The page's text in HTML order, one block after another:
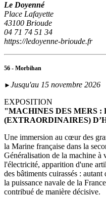
Le Doyenné
Place Lafayette
43100 Brioude
04 71 74 51 34
https://ledoyenne-brioude.fr
56 - Morbihan
► Jusqu'au 15 novembre 2026
EXPOSITION
"MACHINES DES MERS :
(EXTRAORDINAIRES)
Une immersion au cœur des
la Marine française dans la
Généralisation de la machine à
l'électricité, apparition d'une
des bâtiments cuirassés :
la puissance navale de la
contribué de manière décisive.